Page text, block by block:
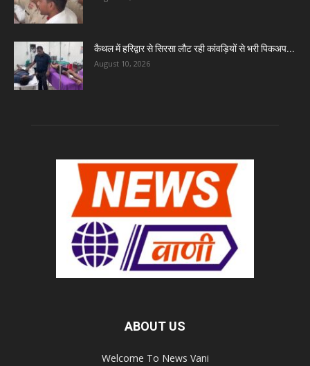
कैथल में हरिद्वार से सिरसा लौट रही कांवड़ियों से भरी पिकअप...
August 10, 2026
ABOUT US
Welcome To News Vani